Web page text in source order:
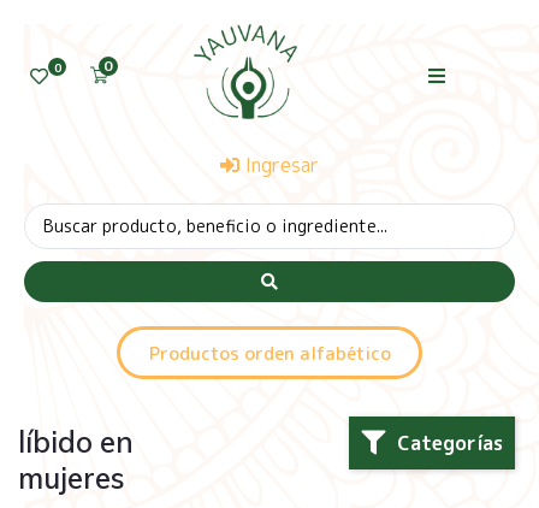
0 0
Ingresar
Productos orden alfabético
Categorías
líbido en
mujeres